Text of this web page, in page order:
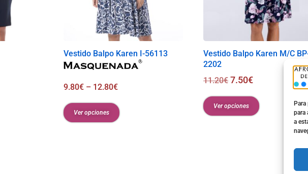
para
a
Vestido Balpo Karen I-56113
9.80€ – 12.80€
Ver opciones
Vestido Balpo Karen M/C
2202
11.20€ 7.50€
Ver opciones